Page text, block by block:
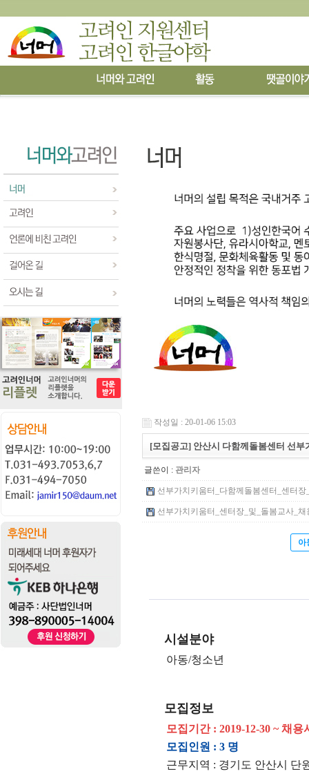
작성일 : 20-01-06 15:03
[모집공고] 안산시 다함께돌봄센터 선
글쓴이 : 관리자
선부가치키움터_다함께돌봄센터_센터
선부가치키움터_센터장_및_돌봄교사_채
아
시설분야
아동/청소년
모집정보
모집기간 : 2019-12-30 ~ 채용
모집인원 : 3 명
근무지역 : 경기도 안산시 단